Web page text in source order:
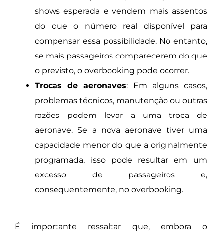
shows esperada e vendem mais assentos
do que o número real disponível para
compensar essa possibilidade. No entanto,
se mais passageiros comparecerem do que
o previsto, o overbooking pode ocorrer.
Trocas de aeronaves: Em alguns casos,
problemas técnicos, manutenção ou outras
razões podem levar a uma troca de
aeronave. Se a nova aeronave tiver uma
capacidade menor do que a originalmente
programada, isso pode resultar em um
excesso de passageiros e,
consequentemente, no overbooking.
É importante ressaltar que, embora o